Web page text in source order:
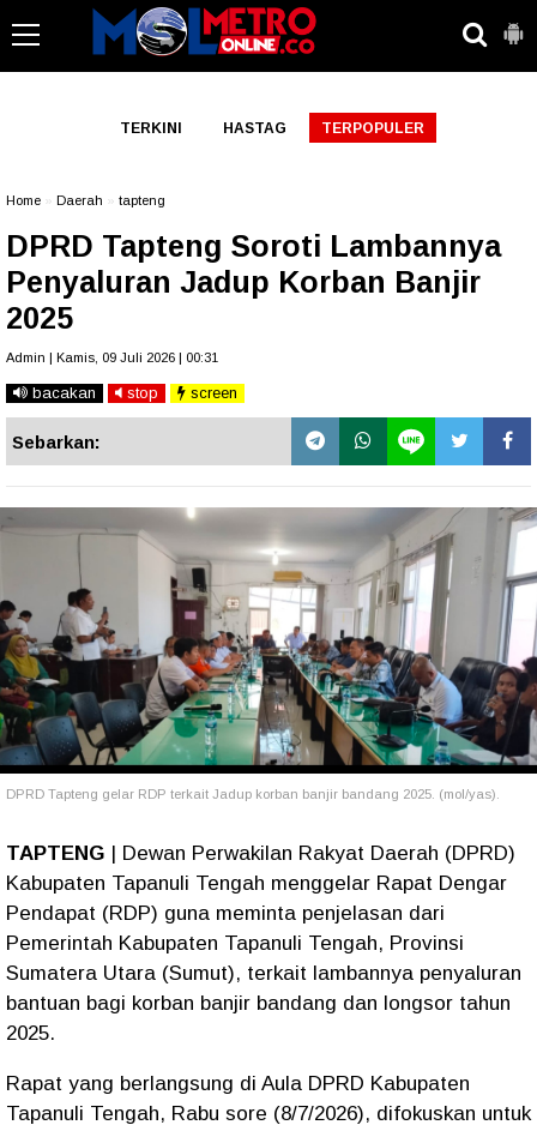
TERKINI HASTAG TERPOPULER
Home Daerah tapteng
DPRD Tapteng Soroti Lambannya
Penyaluran Jadup Korban Banjir
2025
Admin | Kamis, 09 Juli 2026 | 00:31
bacakan stop screen
Sebarkan:
DPRD Tapteng gelar RDP terkait Jadup korban banjir bandang 2025. (mol/yas).
TAPTENG | Dewan Perwakilan Rakyat Daerah (DPRD)
Kabupaten Tapanuli Tengah menggelar Rapat Dengar
Pendapat (RDP) guna meminta penjelasan dari
Pemerintah Kabupaten Tapanuli Tengah, Provinsi
Sumatera Utara (Sumut), terkait lambannya penyaluran
bantuan bagi korban banjir bandang dan longsor tahun
2025.
Rapat yang berlangsung di Aula DPRD Kabupaten
Tapanuli Tengah, Rabu sore (8/7/2026), difokuskan untuk